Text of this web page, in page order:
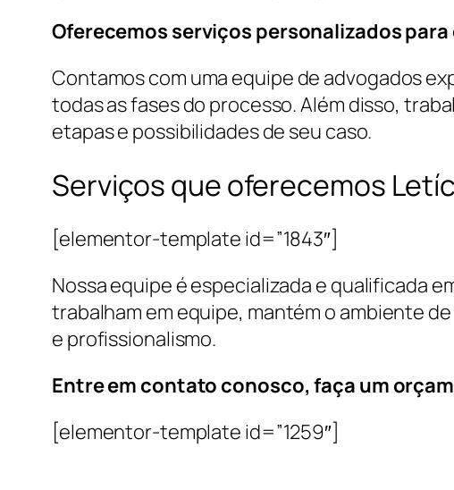
Oferecemos serviços personalizados
Contamos com uma equipe de advogados
todas as fases do processo. Além disso,
etapas e possibilidades de seu caso.
Serviços que oferecemos
[elementor-template id=”1843″]
Nossa equipe é especializada e qualificada
trabalham em equipe, mantém o ambiente
e profissionalismo.
Entre em contato conosco, faça um
[elementor-template id=”1259″]